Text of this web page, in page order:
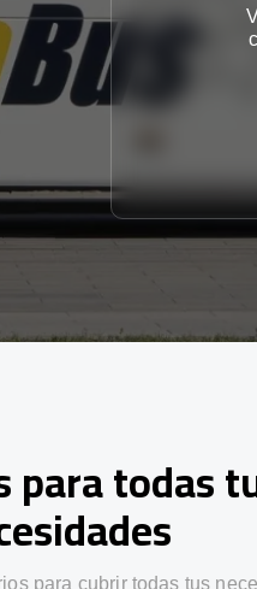
para todas
para cubrir todas tus